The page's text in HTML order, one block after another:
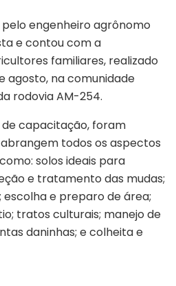
engenheiro agrônomo
e contou com a
familiares, realizado
agosto, na comunidade
rodovia AM-254.
capacitação, foram
todos os aspectos
solos ideais para
e tratamento das mudas;
e preparo de área;
tratos culturais; manejo de
daninhas; e colheita e